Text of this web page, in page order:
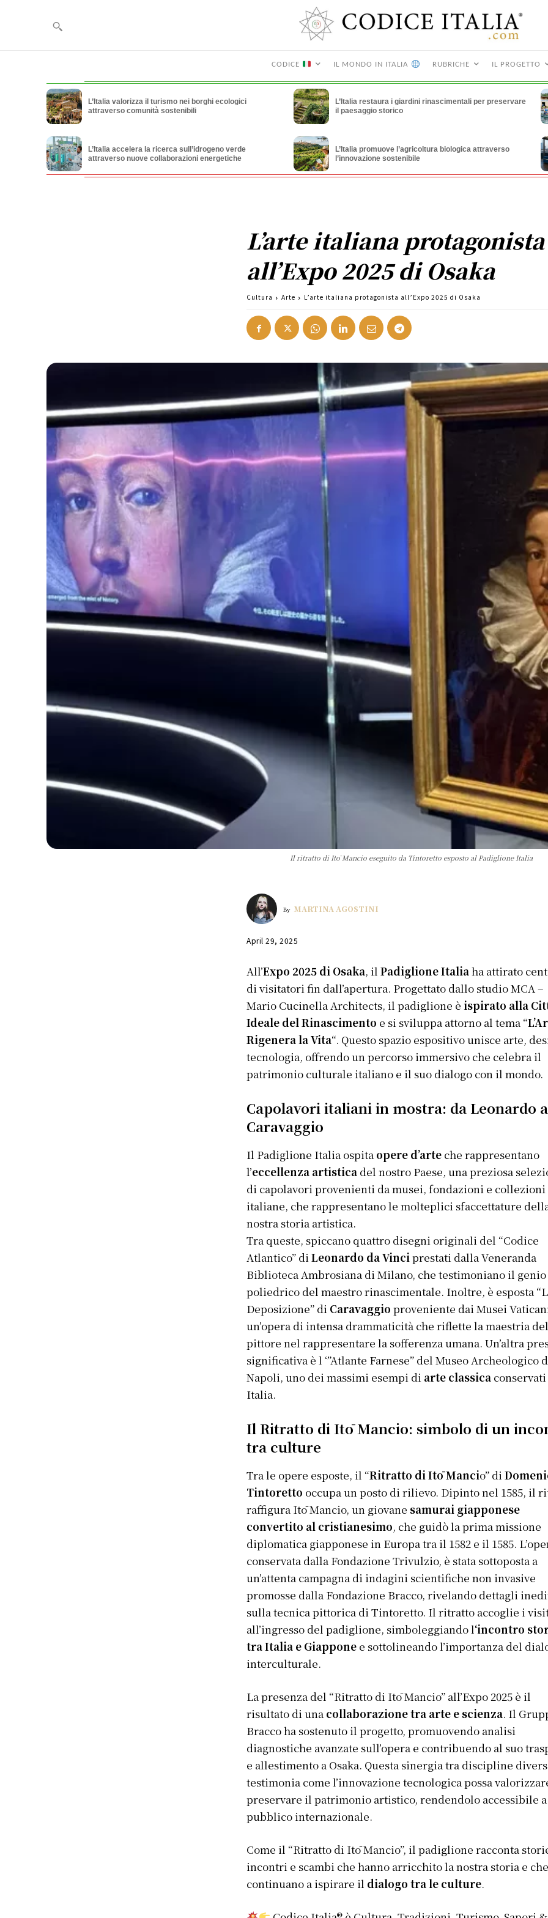
CODICE IL MONDO IN ITALIA RUBRICHE IL PROGETTO
L’Italia valorizza il turismo nei borghi ecologici
attraverso comunità sostenibili
L’Italia restaura i giardini rinascimentali per preservare
il paesaggio storico
L’Italia accelera la ricerca sull’idrogeno verde
attraverso nuove collaborazioni energetiche
L’Italia promuove l’agricoltura biologica attraverso
l’innovazione sostenibile
L’arte italiana protagonista
all’Expo 2025 di Osaka
Cultura Arte L’arte italiana protagonista all’Expo 2025 di Osaka
Il ritratto di Itō Mancio eseguito da Tintoretto esposto al Padiglione Italia
By MARTINA AGOSTINI
April 29, 2025
All’Expo 2025 di Osaka, il Padiglione Italiaha attirato
di visitatori fin dall’apertura. Progettato dallo studio MCA –
Mario Cucinella Architects, il padiglione èispirato alla
Ideale del Rinascimento e si sviluppa attorno al tema “
Rigenera la Vita“. Questo spazio espositivo unisce arte,
tecnologia, offrendo un percorso immersivo che celebra il
patrimonio culturale italiano e il suo dialogo con il mondo. ​
Capolavori italiani in mostra: da Leonardo a
Caravaggio
Il Padiglione Italia ospita opere d’arte che rappresentano
l’eccellenza artistica del nostro Paese, una preziosa
di capolavori provenienti da musei, fondazioni e collezioni
italiane, che rappresentano le molteplici sfaccettature
nostra storia artistica.
Tra queste, spiccano quattro disegni originali del “Codice
Atlantico” di Leonardo da Vinciprestati dalla Veneranda
Biblioteca Ambrosiana di Milano, che testimoniano il genio
poliedrico del maestro rinascimentale. Inoltre, è esposta
Deposizione” di Caravaggioproveniente dai Musei
un’opera di intensa drammaticità che riflette la maestria del
pittore nel rappresentare la sofferenza umana. Un’altra
significativa è l ‘”Atlante Farnese” del Museo Archeologico
Napoli, uno dei massimi esempi di arte classica
Italia.
Il Ritratto di Itō Mancio: simbolo di un
tra culture
Tra le opere esposte, il “Ritratto di Itō Mancio” di
Tintoretto occupa un posto di rilievo. Dipinto nel 1585, il
raffigura Itō Mancio, un giovane samurai giapponese
convertito al cristianesimo, che guidò la prima missione
diplomatica giapponese in Europa tra il 1582 e il 1585.
conservata dalla Fondazione Trivulzio, è stata sottoposta a
un’attenta campagna di indagini scientifiche non invasive
promosse dalla Fondazione Bracco, rivelando dettagli
sulla tecnica pittorica di Tintoretto. Il ritratto accoglie i
all’ingresso del padiglione, simboleggiando l‘incontro
tra Italia e Giappone e sottolineando l’importanza del
interculturale.
La presenza del “Ritratto di Itō Mancio” all’Expo 2025 è il
risultato di una collaborazione tra arte e scienza. Il
Bracco ha sostenuto il progetto, promuovendo analisi
diagnostiche avanzate sull’opera e contribuendo al suo
e allestimento a Osaka. Questa sinergia tra discipline
testimonia come l’innovazione tecnologica possa
preservare il patrimonio artistico, rendendolo accessibile
pubblico internazionale.​
Come il “Ritratto di Itō Mancio”, il padiglione racconta
incontri e scambi che hanno arricchito la nostra storia e che
continuano a ispirare il dialogo tra le culture.​